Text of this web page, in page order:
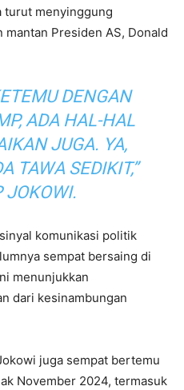
turut menyinggung
Presiden AS, Donald
DENGAN
ADA HAL-HAL
JUGA. YA,
TAWA SEDIKIT,”
JOKOWI.
komunikasi politik
sempat bersaing di
menunjukkan
dari kesinambungan
juga sempat bertemu
November 2024, termasuk